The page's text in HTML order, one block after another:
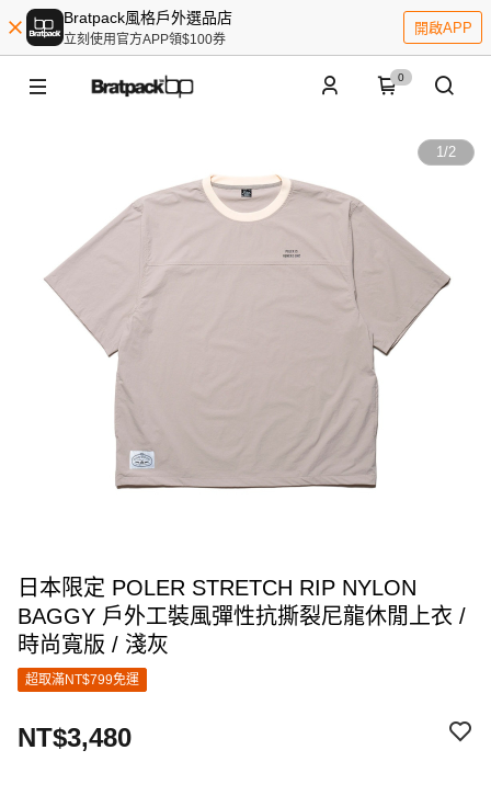
Bratpack風格戶外選品店
立刻使用官方APP領$100券
開啟APP
0
1/2
日本限定 POLER STRETCH RIP NYLON
BAGGY 戶外工裝風彈性抗撕裂尼龍休閒上衣 /
時尚寬版 / 淺灰
超取滿NT$799免運
NT$3,480